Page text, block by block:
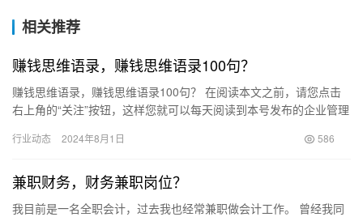
相关推荐
赚钱思维语录，赚钱思维语录100句？
赚钱思维语录，赚钱思维语录100句？ 在阅读本文之前，请您点击
右上角的“关注”按钮，这样您就可以每天阅读到本号发布的企业管理
行业动态 2024年8月1日 586
兼职财务，财务兼职岗位？
我目前是一名全职会计，过去我也经常兼职做会计工作。 曾经我同